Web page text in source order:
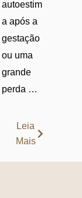
autoestim
a após a
gestação
ou uma
grande
perda …
Leia
Mais